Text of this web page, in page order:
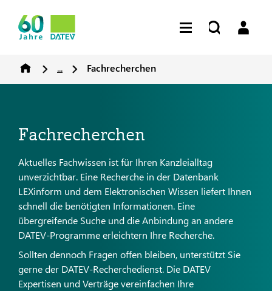
... Fachrecherchen
Fachrecherchen
Aktuelles Fachwissen ist für Ihren Kanzleialltag
unverzichtbar. Eine Recherche in der Datenbank
LEXinform und dem Elektronischen Wissen liefert Ihnen
schnell die benötigten Informationen. Eine
übergreifende Suche und die Anbindung an andere
DATEV-Programme erleichtern Ihre Recherche.
Sollten dennoch Fragen offen bleiben, unterstützt Sie
gerne der DATEV-Recherchedienst. Die DATEV
Expertisen und Verträge vereinfachen Ihre